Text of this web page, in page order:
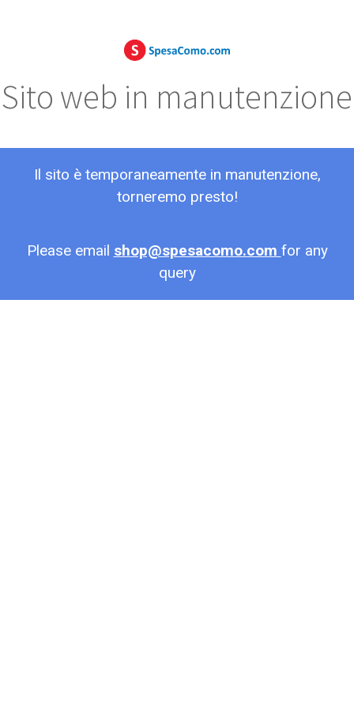
Sito web in manutenzione
Il sito è temporaneamente in manutenzione,
torneremo presto!
Please email shop@spesacomo.com for any
query